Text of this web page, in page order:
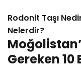
Rodonit Taşı
Nelerdir?
Gereken